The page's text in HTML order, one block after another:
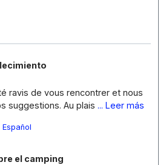
ravis de vous rencontrer et nous
suggestions. Au plais ... Leer más
el camping